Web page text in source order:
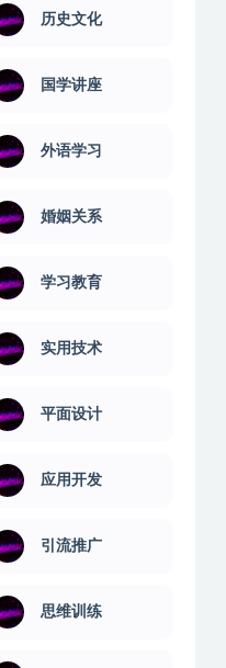
历史文化
国学讲座
外语学习
婚姻关系
学习教育
实用技术
平面设计
应用开发
引流推广
思维训练